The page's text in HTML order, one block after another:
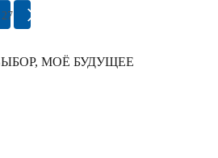
27
МОЁ БУДУЩЕЕ